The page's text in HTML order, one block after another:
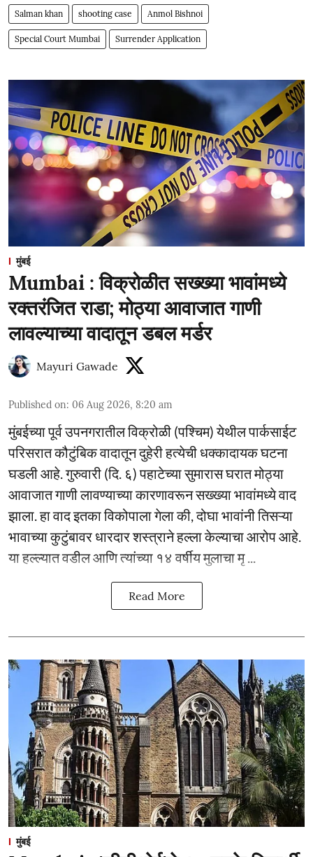
Salman khan shooting case Anmol Bishnoi
Special Court Mumbai Surrender Application
मुंबई
Mumbai : विक्रोळीत सख्ख्या भावांमध्ये
रक्तरंजित राडा; मोठ्या आवाजात गाणी
लावल्याच्या वादातून डबल मर्डर
Mayuri Gawade
Published on: 06 Aug 2026, 8:20 am
मुंबईच्या पूर्व उपनगरातील विक्रोळी (पश्चिम) येथील पार्कसाईट
परिसरात कौटुंबिक वादातून दुहेरी हत्येची धक्कादायक घटना
घडली आहे. गुरुवारी (दि. ६) पहाटेच्या सुमारास घरात मोठ्या
आवाजात गाणी लावण्याच्या कारणावरून सख्ख्या भावांमध्ये वाद
झाला. हा वाद इतका विकोपाला गेला की, दोघा भावांनी तिसऱ्या
भावाच्या कुटुंबावर धारदार शस्त्राने हल्ला केल्याचा आरोप आहे.
या हल्ल्यात वडील आणि त्यांच्या १४ वर्षीय मुलाचा मृ ...
Read More
मुंबई